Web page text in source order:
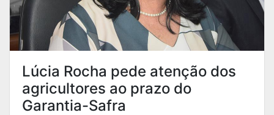
Lúcia Rocha pede atenção dos
agricultores ao prazo do
Garantia-Safra